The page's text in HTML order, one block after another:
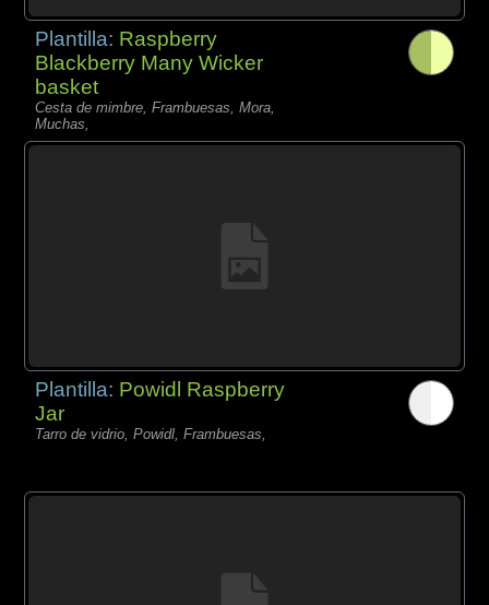
Plantilla: Raspberry
Blackberry Many Wicker
basket
Cesta de mimbre, Frambuesas, Mora,
Muchas,
Plantilla: Powidl Raspberry
Jar
Tarro de vidrio, Powidl, Frambuesas,